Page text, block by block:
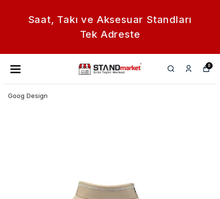
Saat, Takı ve Aksesuar Standları
Tek Adreste
0
Goog Design